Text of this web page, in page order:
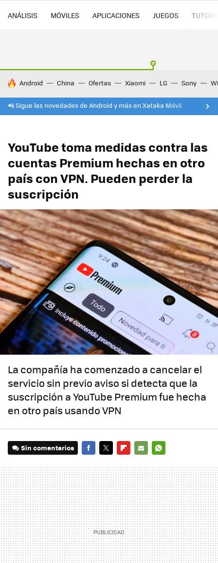
ANÁLISIS MÓVILES APLICACIONES JUEGOS
HOY SE HABLA DE
Android China Ofertas Xiaomi LG Sony
📲 Sigue las novedades de Android y más en Xataka Móvil
YouTube toma medidas contra las
cuentas Premium hechas en otro
país con VPN. Pueden perder la
suscripción
La compañía ha comenzado a cancelar el
servicio sin previo aviso si detecta que la
suscripción a YouTube Premium fue hecha
en otro país usando VPN
Sin comentarios
MAIL